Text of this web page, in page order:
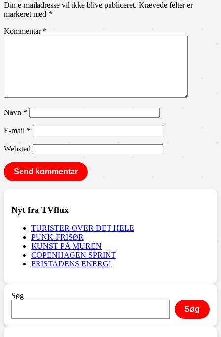
Din e-mailadresse vil ikke blive publiceret. Krævede felter er
markeret med *
Kommentar *
Navn *
E-mail *
Websted
Nyt fra TVflux
TURISTER OVER DET HELE
PUNK-FRISØR
KUNST PÅ MUREN
COPENHAGEN SPRINT
FRISTADENS ENERGI
Søg
Søg